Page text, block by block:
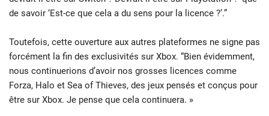
de savoir ‘Est-ce que cela a du sens pour la licence ?’.”
Toutefois, cette ouverture aux autres plateformes ne signe pas
forcément la fin des exclusivités sur Xbox. “Bien évidemment,
nous continuerions d’avoir nos grosses licences comme
Forza, Halo et Sea of Thieves, des jeux pensés et conçus pour
être sur Xbox. Je pense que cela continuera. »